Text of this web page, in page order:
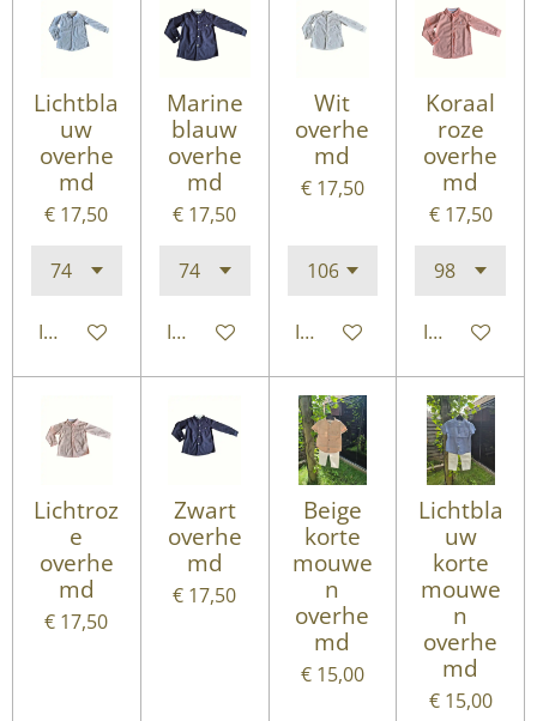
Lichtbla
uw
overhe
md
€ 17,50
In winkelwagen
Marine
blauw
overhe
md
€ 17,50
In winkelwagen
Wit
overhe
md
€ 17,50
In winkelwagen
Koraal
roze
overhe
md
€ 17,50
In
Lichtroz
e
overhe
md
€ 17,50
Zwart
overhe
md
€ 17,50
Beige
korte
mouwe
n
overhe
md
€ 15,00
Lichtbla
uw
korte
mouwe
n
overhe
md
€ 15,00